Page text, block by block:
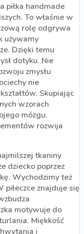
piłka handmade
To właśnie w
rolę odgrywa
używamy
Dzięki temu
dotyku. Nie
zmysłu
nie
Skupiając
wzorach
mózgu.
rozwija
tkaniny
dziecko poprzez
Wychodzimy też
znajduje się
motywuje do
Miękkość
i